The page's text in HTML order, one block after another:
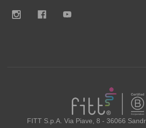
FITT
FITT S.p.A. Via Piave, 8 - 36066